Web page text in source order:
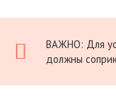
ВАЖНО: Для
должны